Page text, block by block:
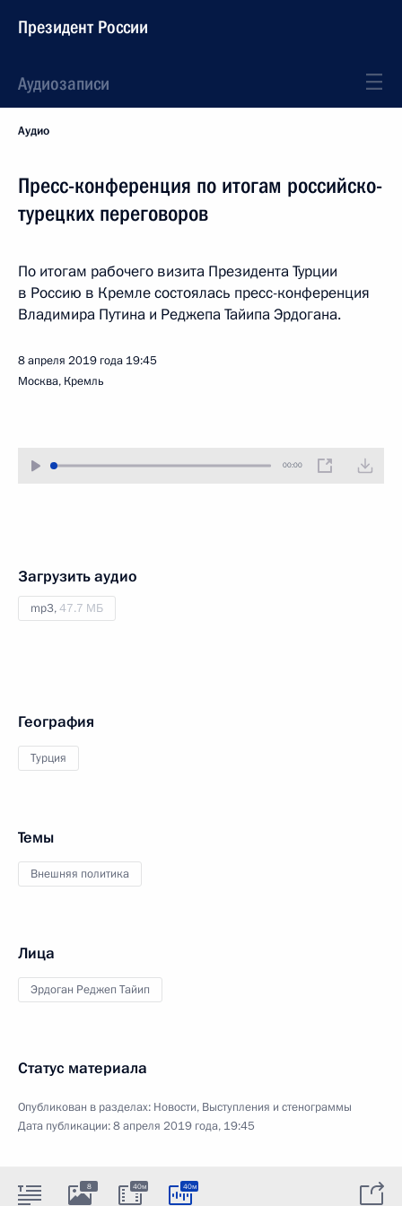
Президент России
Аудиозаписи
Аудио
Пресс-конференция по итогам российско-
турецких переговоров
По итогам рабочего визита Президента Турции
в Россию в Кремле состоялась пресс-конференция
Владимира Путина и Реджепа Тайипа Эрдогана.
8 апреля 2019 года 19:45
Москва, Кремль
00:00
Загрузить аудио
mp3,47.7 МБ
География
Турция
Темы
Внешняя политика
Лица
Эрдоган Реджеп Тайип
Статус материала
Опубликован в разделах: Новости, Выступления и стенограммы
Дата публикации:8 апреля 2019 года, 19:45
8 40м 40м